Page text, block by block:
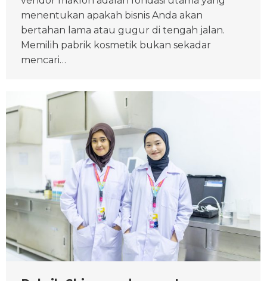
menentukan apakah bisnis Anda akan
bertahan lama atau gugur di tengah jalan.
Memilih pabrik kosmetik bukan sekadar
mencari…